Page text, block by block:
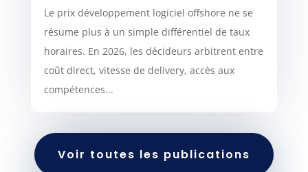
Le prix développement logiciel offshore ne se
résume plus à un simple différentiel de taux
horaires. En 2026, les décideurs arbitrent entre
coût direct, vitesse de delivery, accès aux
compétences...
Voir toutes les publications